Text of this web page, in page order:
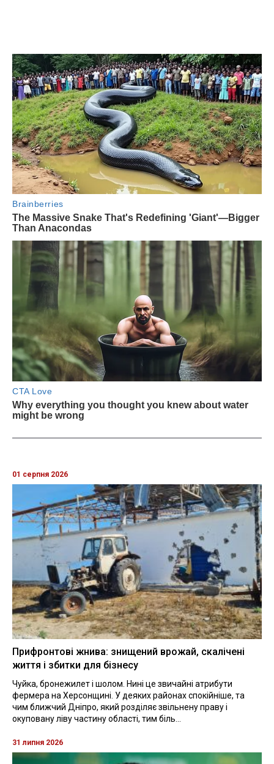
01 серпня 2026
Прифронтові жнива: знищений врожай, скалічені
життя і збитки для бізнесу
Чуйка, бронежилет і шолом. Нині це звичайні атрибути
фермера на Херсонщині. У деяких районах спокійніше, та
чим ближчий Дніпро, який розділяє звільнену праву і
окуповану ліву частину області, тим біль...
31 липня 2026